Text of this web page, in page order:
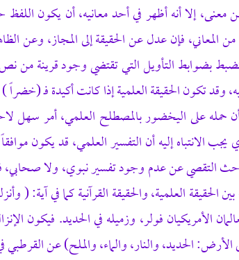
إلا أنه أظهر في أحد معانيه، أن يكون اللفظ
المعاني، فإن عدل عن الحقيقة إلى المجاز، وعن
بضوابط التأويل التي تقتضي وجود قرينة من
وقد تكون الحقيقة العلمية إذا كانت أكيدة فـ
على اليخضور بالمصطلح العلمي، أمر سهل
يجب الانتباه إليه أن التفسير العلمي، قد يكون
التقصي عن عدم وجود تفسير نبوي، ولا
بين الحقيقة العلمية، والحقيقة القرآنية كما في آية:
الأمريكيان فولر، وزميله في الحديد. فيكون
الأرض: الحديد، والنار، والماء، والملح) عن القرطبي